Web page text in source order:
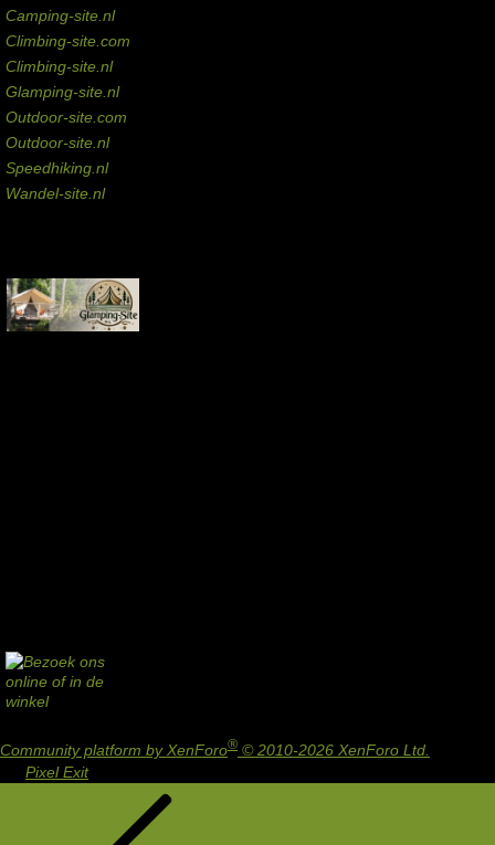
Camping-site.nl
Climbing-site.com
Climbing-site.nl
Glamping-site.nl
Outdoor-site.com
Outdoor-site.nl
Speedhiking.nl
Wandel-site.nl
Community platform by XenForo® © 2010-2026 XenForo Ltd.
Pixel Exit